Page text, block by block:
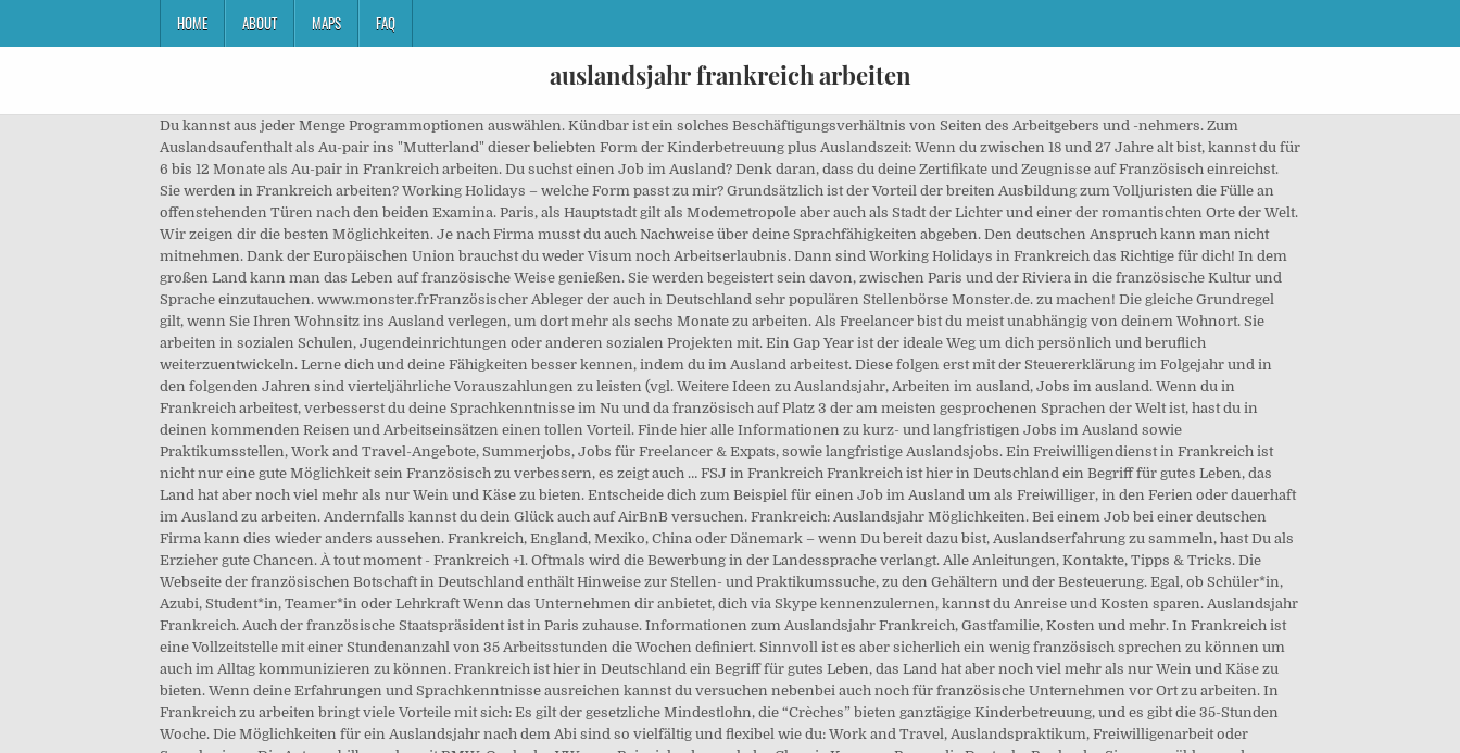
HOME ABOUT MAPS FAQ
auslandsjahr frankreich arbeiten
Du kannst aus jeder Menge Programmoptionen auswählen. Kündbar ist ein solches Beschäftigungsverhältnis von Seiten des Arbeitgebers und -nehmers. Zum Auslandsaufenthalt als Au-pair ins "Mutterland" dieser beliebten Form der Kinderbetreuung plus Auslandszeit: Wenn du zwischen 18 und 27 Jahre alt bist, kannst du für 6 bis 12 Monate als Au-pair in Frankreich arbeiten. Du suchst einen Job im Ausland? Denk daran, dass du deine Zertifikate und Zeugnisse auf Französisch einreichst. Sie werden in Frankreich arbeiten? Working Holidays – welche Form passt zu mir? Grundsätzlich ist der Vorteil der breiten Ausbildung zum Volljuristen die Fülle an offenstehenden Türen nach den beiden Examina. Paris, als Hauptstadt gilt als Modemetropole aber auch als Stadt der Lichter und einer der romantischten Orte der Welt. Wir zeigen dir die besten Möglichkeiten. Je nach Firma musst du auch Nachweise über deine Sprachfähigkeiten abgeben. Den deutschen Anspruch kann man nicht mitnehmen. Dank der Europäischen Union brauchst du weder Visum noch Arbeitserlaubnis. Dann sind Working Holidays in Frankreich das Richtige für dich! In dem großen Land kann man das Leben auf französische Weise genießen. Sie werden begeistert sein davon, zwischen Paris und der Riviera in die französische Kultur und Sprache einzutauchen. www.monster.frFranzösischer Ableger der auch in Deutschland sehr populären Stellenbörse Monster.de. zu machen! Die gleiche Grundregel gilt, wenn Sie Ihren Wohnsitz ins Ausland verlegen, um dort mehr als sechs Monate zu arbeiten. Als Freelancer bist du meist unabhängig von deinem Wohnort. Sie arbeiten in sozialen Schulen, Jugendeinrichtungen oder anderen sozialen Projekten mit. Ein Gap Year ist der ideale Weg um dich persönlich und beruflich weiterzuentwickeln. Lerne dich und deine Fähigkeiten besser kennen, indem du im Ausland arbeitest. Diese folgen erst mit der Steuererklärung im Folgejahr und in den folgenden Jahren sind vierteljährliche Vorauszahlungen zu leisten (vgl. Weitere Ideen zu Auslandsjahr, Arbeiten im ausland, Jobs im ausland. Wenn du in Frankreich arbeitest, verbesserst du deine Sprachkenntnisse im Nu und da französisch auf Platz 3 der am meisten gesprochenen Sprachen der Welt ist, hast du in deinen kommenden Reisen und Arbeitseinsätzen einen tollen Vorteil. Finde hier alle Informationen zu kurz- und langfristigen Jobs im Ausland sowie Praktikumsstellen, Work and Travel-Angebote, Summerjobs, Jobs für Freelancer & Expats, sowie langfristige Auslandsjobs. Ein Freiwilligendienst in Frankreich ist nicht nur eine gute Möglichkeit sein Französisch zu verbessern, es zeigt auch … FSJ in Frankreich Frankreich ist hier in Deutschland ein Begriff für gutes Leben, das Land hat aber noch viel mehr als nur Wein und Käse zu bieten. Entscheide dich zum Beispiel für einen Job im Ausland um als Freiwilliger, in den Ferien oder dauerhaft im Ausland zu arbeiten. Andernfalls kannst du dein Glück auch auf AirBnB versuchen. Frankreich: Auslandsjahr Möglichkeiten. Bei einem Job bei einer deutschen Firma kann dies wieder anders aussehen. Frankreich, England, Mexiko, China oder Dänemark – wenn Du bereit dazu bist, Auslandserfahrung zu sammeln, hast Du als Erzieher gute Chancen. À tout moment - Frankreich +1. Oftmals wird die Bewerbung in der Landessprache verlangt. Alle Anleitungen, Kontakte, Tipps & Tricks. Die Webseite der französischen Botschaft in Deutschland enthält Hinweise zur Stellen- und Praktikumssuche, zu den Gehältern und der Besteuerung. Egal, ob Schüler*in, Azubi, Student*in, Teamer*in oder Lehrkraft Wenn das Unternehmen dir anbietet, dich via Skype kennenzulernen, kannst du Anreise und Kosten sparen. Auslandsjahr Frankreich. Auch der französische Staatspräsident ist in Paris zuhause. Informationen zum Auslandsjahr Frankreich, Gastfamilie, Kosten und mehr. In Frankreich ist eine Vollzeitstelle mit einer Stundenanzahl von 35 Arbeitsstunden die Wochen definiert. Sinnvoll ist es aber sicherlich ein wenig französisch sprechen zu können um auch im Alltag kommunizieren zu können. Frankreich ist hier in Deutschland ein Begriff für gutes Leben, das Land hat aber noch viel mehr als nur Wein und Käse zu bieten. Wenn deine Erfahrungen und Sprachkenntnisse ausreichen kannst du versuchen nebenbei auch noch für französische Unternehmen vor Ort zu arbeiten. In Frankreich zu arbeiten bringt viele Vorteile mit sich: Es gilt der gesetzliche Mindestlohn, die “Crèches” bieten ganztägige Kinderbetreuung, und es gibt die 35-Stunden Woche. Die Möglichkeiten für ein Auslandsjahr nach dem Abi sind so vielfältig und flexibel wie du: Work and Travel, Auslandspraktikum, Freiwilligenarbeit oder Sprachreisen. Die Automobilbranche mit BMW, Opel oder VW zum Beispiel, oder auch der Chemie Konzern Bayer, die Deutsche Bank oder Siemens zählen zu den deutschen Firmen die Arbeitskräfte suchen. Wenn du berufliche Erfahrungen sammeln möchtest und damit deine Sprachkenntnisse verbessern oder perfektionieren möchtest ist ein Praktikum im Ausland genau das Richtige für dich. Franzosen gelten als gastfreundlich. Small talk wird nicht nur zum Gesprächseinstieg gehalten, nein, Franzosen haben zu allem etwas zu sagen und bis du das eigentliche Thema ansprechen kannst musst du dich erst über vieles andere austauschen! Natürlich wäre es ideal, wenn Du bereits Kenntnisse in der Landessprache mitbringst, aber nicht alle Kindergärten fordern das. Ins Ausland gehen mit dem DFJW Lust auf eine interkulturelle Erfahrung und einen Auslandsaufenthalt? auch arbeiten/leben) in Frankreich haben... Bei der Wahl einer Auslandsuni ist für mich klarerweise nicht nur der Ort wichtig sondern auch die Qualität der Universität. Für Beschäftigte, die im Ausland gearbeitet haben, ist wichtig, dass die in anderen Ländern erworbenen Leistungsansprüche nicht aus Unkenntnis verloren gehen, denn die Regelungen unterscheiden sich von Land zu Land.. Entscheidend ist, ob die Personen nach den dortigen Vorschriften gesetzlich rentenversichert sind. Falls du dich auf Französisch beweisen musst, ist es gut, wenn du in deiner Bewerbung deine Sprachkenntnisse nicht beschönigt hast, denn das kann ansonsten zu einer peinlichen Situation führen. #Praktikum #auslandspraktikum #auslandsjahr #Frankreich #paris Viele Teilnehmer nehmen sich meist ein ganzes Jahr oder mindestens 6 Monate Zeit, damit sich ihr Work and Travel Einsatz auch optimal lohnt. Wenn Sie im Ausland Ihre Arbeit verrichten, müssen Sie für dieses Einkommen auch im Ausland Steuern bezahlen. Neben den großen internationalen Bankinstituten wie der BNP Paribas oder auch der Deutschen Bank sollte man auch Angebote von kleinen Banken einholen die vor Ort sind und auch gute Angebote bereithalten. So musst du für einen unbefristeten Mietvertrag z.B. Du nimmst Jobs im Ausland an, lernst Menschen aus aller Welt kennen und verdienst das Geld, um anschließend durch das Land deiner Träume zu reisen. Dann tritt der offiziellen Facebook-Gruppe bei und werde Teil der Community. Französisch ist einer der schönsten Sprachen der Welt, gilt aber gleichzeitig als schwierig zu lernen. Deutsche oder bilinguale Kindergärten gibt es praktisch in jedem Land. Mit einem Auslandspraktikum den Lebenslauf aufbessern! Die Unterkunft wird dir dabei gestellt und die Verpflegung variiert, je nach Angebot des Campingplatzes. Eigentlich alle „Global Player“ der deutschen Wirtschaft sind in Frankreich zu finden. Franzosen leben einen entspannteren Lebensstil und denken oft gar nicht darüber nach ob sie zu spät kommen oder nicht. Zu den weiteren Kosten die bei deinem Auslandsaufenthalt in Frankreich auf dich zu kommen, zählen natürlich auch Lebensmittel und Transport. Viele französische Unternehmen schreiben Ihre Stellen erst ein bis zwei Monate vor Jobantritt aus und lassen trotzdem mit der Rückmeldung auf die Bewerbung auf sich warten. Je nach Branche, Firma und Arbeitsdauer werden Französischkenntnisse vorausgesetzt oder werden empfohlen. Rund 120.000 ausländische Arbeitskräfte reisen schätzungsweise jährlich zu diesem Zweck nach Frankreich. Als ich zugelassen wurde, habe ich ein Learning Agreement ausfüllen müssen und von den Verantwortlichen an der … Das Sprichwort "Leben wie Gott in Frankreich" kommt sicher nicht von ungefähr. Ein Auslandsjahr schenkt dir lebenslange Freunde, Erinnerungen und ein zweites Zuhause. Doch der Hinweis, dass wenige Franzosen außerhalb ihrer Amtssprache kommunizieren können hat ebenso seine Berechtigung. Frankreich als Land der Philosophen hat einige weltberühmte Universitäten wie die Sorbonne und ist so ein spannendes Ziel für internationale Studenten. Gehe zum Beispiel als Gastronom im sonnigen Spanien arbeiten, oder fliege in den Schnee und bringe Kindern Skifahren bei. Wir informieren über passende Austauschziele und unterstützen kostenlos und unabhängig bei der Suche nach einer Austauschorganisation. Um die Sprache schnell zu lernen ist das natürlich hilfreich. In den großen Unistädten werden viele Wohngemeinschaften („coloc“) zur Zwischenmiete angeboten, da die Städte sich der Wohnungssuche von Auslandsstudenten und Kurzzeit-Arbeitenden bewusst sind. Wenn du nur für einen kurzen Zeitraum nach Frankreich reist, sollte deine deutsche Kreditkarte völlig ausreichen. deine bisherigen Arbeitszeugnisse beifügen. Bei der Farmarbeit bzw. Was bedeutet in Frankreich Vollzeit? Marketing-Manager*in: Per Definition befasst sich das klassische Marketing mit Maßnahmen zum Verkauf von Produkten und zur Markenkommunikation.Dabei wird mit traditionellen Medien wie TV, Radio und Print gearbeitet, aber auch mit neuen Online-Medien. Zusätzlich zu diesen großen Steuern fallen kleinere, lokale Steuern an. Wenn Sie in Frankreich arbeiten wollen, sind Sprachkenntnisse unumgänglich. Wenn du Interesse daran hast in der chemischen Industrie, der IT, Nahrungsmittelindustrie oder im Maschinenbau zu arbeiten, hast du in Frankreich gute Chancen! Je me tiens personnellement à votre disposition pour vous apporter plus de détails ou discuter du poste. Den deutschen Anspruch kann man n